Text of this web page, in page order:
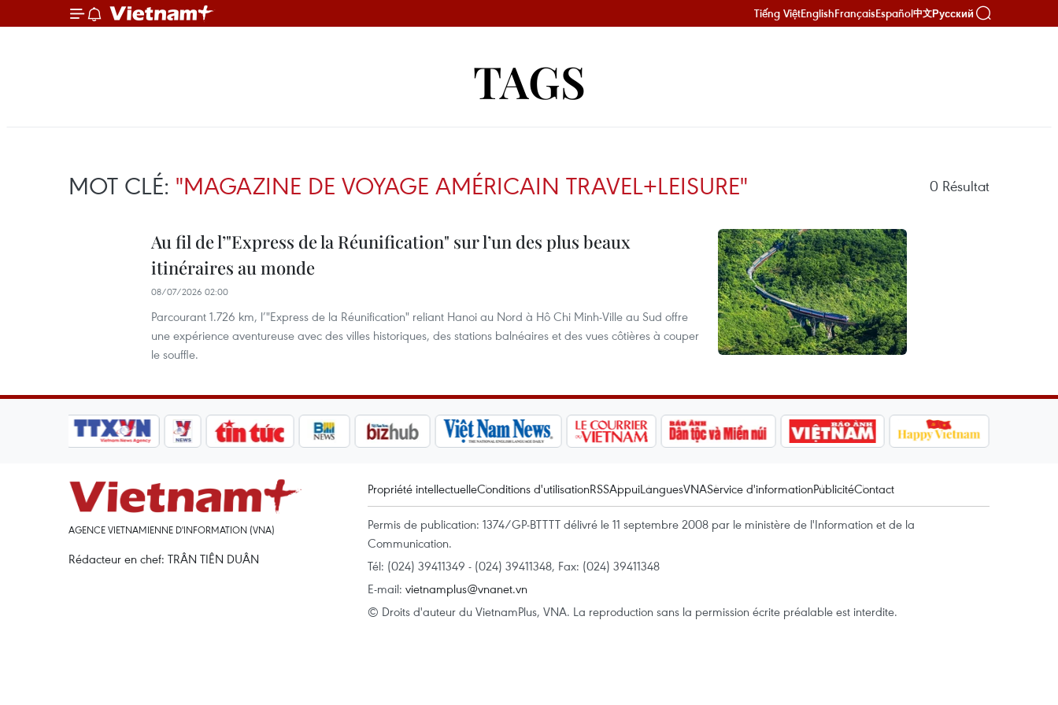
Tiếng ViệtEnglishFrançaisEspañol中文Русский
TAGS
MOT CLÉ: "MAGAZINE DE VOYAGE AMÉRICAIN TRAVEL+LEISURE" 0 Résultat
Au fil de l’"Express de la Réunification" sur l’un des plus beaux
itinéraires au monde
08/07/2026 02:00
Parcourant 1.726 km, l’"Express de la Réunification" reliant Hanoi au Nord à Hô Chi Minh-Ville au Sud offre
une expérience aventureuse avec des villes historiques, des stations balnéaires et des vues côtières à couper
le souffle.
AGENCE VIETNAMIENNE D'INFORMATION (VNA)
Rédacteur en chef: TRÂN TIÊN DUÂN
Propriété intellectuelleConditions d'utilisationRSSAppuiLanguesVNAService d'informationPublicitéContact
Permis de publication: 1374/GP-BTTTT délivré le 11 septembre 2008 par le ministère de l'Information et de la
Communication.
Tél: (024) 39411349 - (024) 39411348, Fax: (024) 39411348
E-mail: vietnamplus@vnanet.vn
© Droits d'auteur du VietnamPlus, VNA. La reproduction sans la permission écrite préalable est interdite.